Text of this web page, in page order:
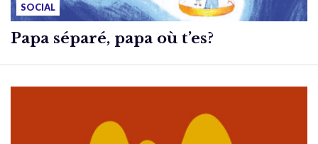
SOCIAL
Papa séparé, papa où t’es?